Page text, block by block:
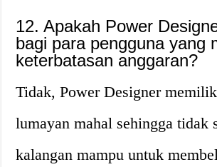
12. Apakah Power
bagi para pengguna yang
keterbatasan anggaran?
Tidak, Power Designer
lumayan mahal sehingga tidak
kalangan mampu untuk